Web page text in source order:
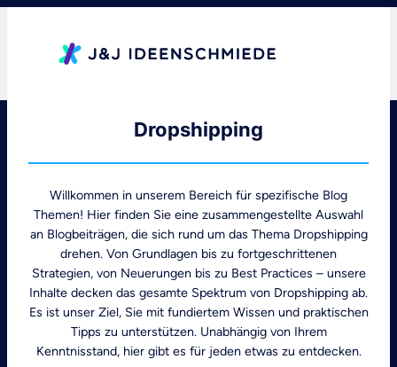
Dropshipping
Willkommen in unserem Bereich für spezifische Blog
Themen! Hier finden Sie eine zusammengestellte Auswahl
an Blogbeiträgen, die sich rund um das Thema Dropshipping
drehen. Von Grundlagen bis zu fortgeschrittenen
Strategien, von Neuerungen bis zu Best Practices – unsere
Inhalte decken das gesamte Spektrum von Dropshipping ab.
Es ist unser Ziel, Sie mit fundiertem Wissen und praktischen
Tipps zu unterstützen. Unabhängig von Ihrem
Kenntnisstand, hier gibt es für jeden etwas zu entdecken.